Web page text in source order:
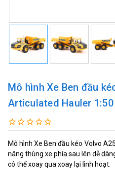
Mô hình Xe Ben đầu
Articulated Hauler 1:50
Mô hình Xe Ben đầu kéo Volvo
nâng thùng xe phía sau lên dễ
có thể xoay qua xoay lại linh hoạt.